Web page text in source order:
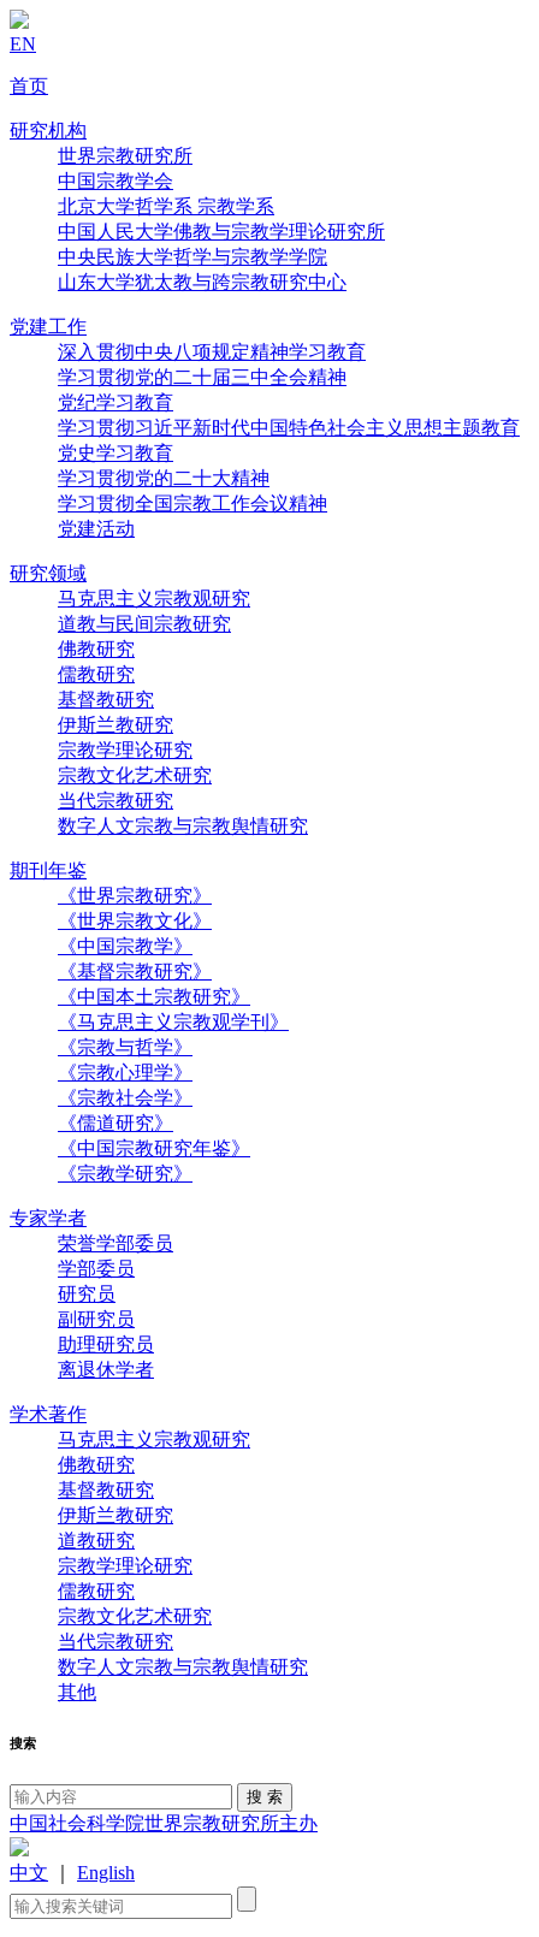
EN
首页
研究机构
世界宗教研究所
中国宗教学会
北京大学哲学系 宗教学系
中国人民大学佛教与宗教学理论研究所
中央民族大学哲学与宗教学学院
山东大学犹太教与跨宗教研究中心
党建工作
深入贯彻中央八项规定精神学习教育
学习贯彻党的二十届三中全会精神
党纪学习教育
学习贯彻习近平新时代中国特色社会主义思想主题教育
党史学习教育
学习贯彻党的二十大精神
学习贯彻全国宗教工作会议精神
党建活动
研究领域
马克思主义宗教观研究
道教与民间宗教研究
佛教研究
儒教研究
基督教研究
伊斯兰教研究
宗教学理论研究
宗教文化艺术研究
当代宗教研究
数字人文宗教与宗教舆情研究
期刊年鉴
《世界宗教研究》
《世界宗教文化》
《中国宗教学》
《基督宗教研究》
《中国本土宗教研究》
《马克思主义宗教观学刊》
《宗教与哲学》
《宗教心理学》
《宗教社会学》
《儒道研究》
《中国宗教研究年鉴》
《宗教学研究》
专家学者
荣誉学部委员
学部委员
研究员
副研究员
助理研究员
离退休学者
学术著作
马克思主义宗教观研究
佛教研究
基督教研究
伊斯兰教研究
道教研究
宗教学理论研究
儒教研究
宗教文化艺术研究
当代宗教研究
数字人文宗教与宗教舆情研究
其他
搜索
中国社会科学院世界宗教研究所主办
中文 English